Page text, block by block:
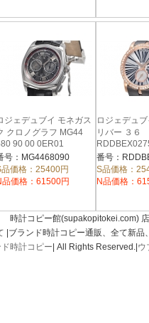
ジェデュブイ モネガス
クロノグラフ MG44
90 00 0ER01
号：MG4468090
価格：25400円
品価格：61500円
ロジェデュ
リバー ３６
番号：
S品価格：
N品価格：
時計コピー館(supakopitokei.com)
|ブランド時計コピー通販、全て新
時計コピー | All Rights Reserved.| ウ